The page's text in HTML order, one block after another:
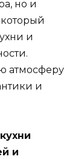
но и
и
атмосферу
и
и